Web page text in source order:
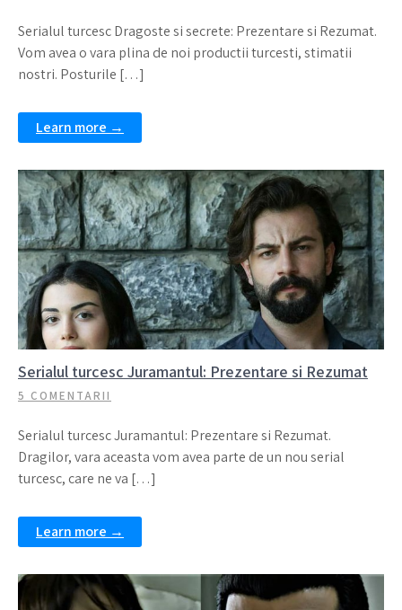
Serialul turcesc Dragoste si secrete: Prezentare si Rezumat.
Vom avea o vara plina de noi productii turcesti, stimatii
nostri. Posturile […]
Learn more →
Serialul turcesc Juramantul: Prezentare si Rezumat
5 COMENTARII
Serialul turcesc Juramantul: Prezentare si Rezumat.
Dragilor, vara aceasta vom avea parte de un nou serial
turcesc, care ne va […]
Learn more →